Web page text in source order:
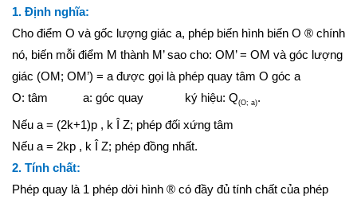
1. Định nghĩa:
Cho điểm O và gốc lượng giác a, phép biến hình biến O ® chính
nó, biến mỗi điểm M thành M’ sao cho: OM’ = OM và góc lượng
giác (OM; OM’) = a được gọi là phép quay tâm O góc a
O: tâm a: góc quay ký hiệu: Q(O; a)­.
Nếu a = (2k+1)p , k Î Z; phép đối xứng tâm
Nếu a = 2kp , k Î Z; phép đồng nhất.
2. Tính chất:
Phép quay là 1 phép dời hình ® có đầy đủ tính chất của phép